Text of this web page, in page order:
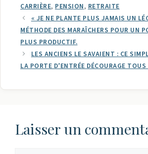
CARRIÈRE, PENSION, RETRAITE
« JE NE PLANTE PLUS JAMAIS UN
MÉTHODE DES MARAÎCHERS POUR UN
PLUS PRODUCTIF.
LES ANCIENS LE SAVAIENT : CE
LA PORTE D’ENTRÉE DÉCOURAGE
Laisser un